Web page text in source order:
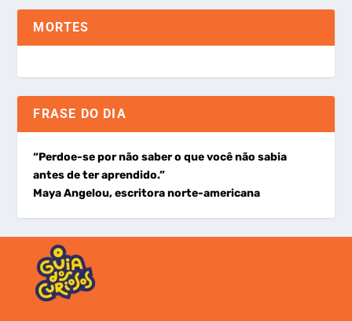
MORTES
FRASE DO DIA
“Perdoe-se por não saber o que você não sabia
antes de ter aprendido.”
Maya Angelou, escritora norte-americana